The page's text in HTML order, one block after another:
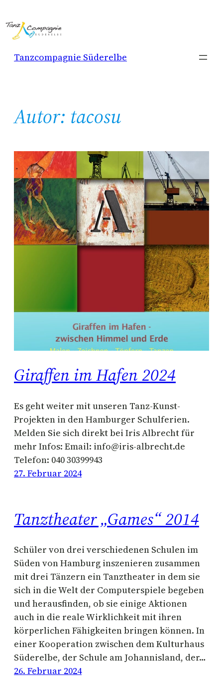
Inhalt
springen
Tanzcompagnie Süderelbe
Autor: tacosu
Giraffen im Hafen 2024
Es geht weiter mit unseren Tanz-Kunst-
Projekten in den Hamburger Schulferien.
Melden Sie sich direkt bei Iris Albrecht für
mehr Infos: Email: info@iris-albrecht.de
Telefon: 040 30399943
27. Februar 2024
Tanztheater „Games“ 2014
Schüler von drei verschiedenen Schulen im
Süden von Hamburg inszenieren zusammen
mit drei Tänzern ein Tanztheater in dem sie
sich in die Welt der Computerspiele begeben
und herausfinden, ob sie einige Aktionen
auch in die reale Wirklichkeit mit ihren
körperlichen Fähigkeiten bringen können. In
einer Kooperation zwischen dem Kulturhaus
Süderelbe, der Schule am Johannisland, der…
26. Februar 2024